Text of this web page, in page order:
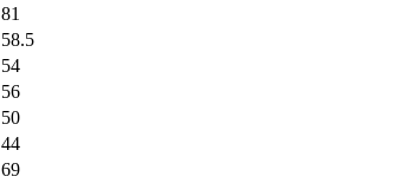
81
58.5
54
56
50
44
69